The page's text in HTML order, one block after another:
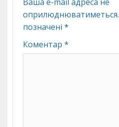
оприлюднюватиметься.
позначені *
Коментар *